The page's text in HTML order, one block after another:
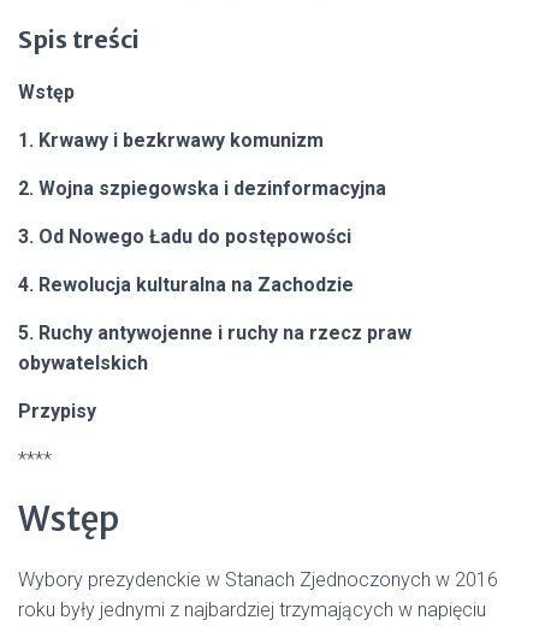
Spis treści
Wstęp
1. Krwawy i bezkrwawy komunizm
2. Wojna szpiegowska i dezinformacyjna
3. Od Nowego Ładu do postępowości
4. Rewolucja kulturalna na Zachodzie
5. Ruchy antywojenne i ruchy na rzecz praw
obywatelskich
Przypisy
****
Wstęp
Wybory prezydenckie w Stanach Zjednoczonych w 2016
roku były jednymi z najbardziej trzymających w napięciu